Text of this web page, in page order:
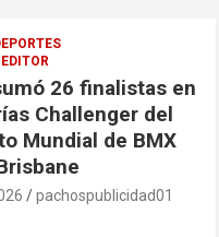
26 finalistas en
Challenger del
Mundial de BMX
pachospublicidad01